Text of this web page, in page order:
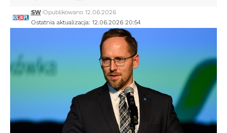
Ostatnia aktualizacja: 12.06.2026 20:54
SW Opublikowano 12.06.2026